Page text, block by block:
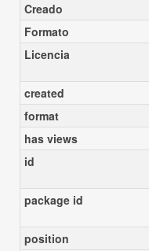
Creado
Formato
Licencia
created
format
has views
id
package id
position